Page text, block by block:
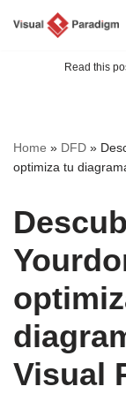
Read this
Home » DFD »
optimiza tu
Visual